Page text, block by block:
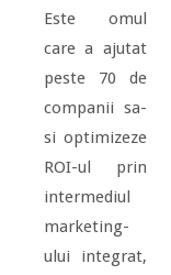
Este omul
care a ajutat
peste 70 de
companii sa-
si optimizeze
ROI-ul prin
intermediul
marketing-
ului integrat,